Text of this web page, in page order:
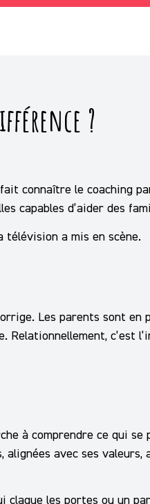
?
connaître le coaching
capables d’aider des
télévision a mis en scène.
Les parents sont en
c’est
à comprendre ce qui se
avec ses valeurs,
claque les portes ou un